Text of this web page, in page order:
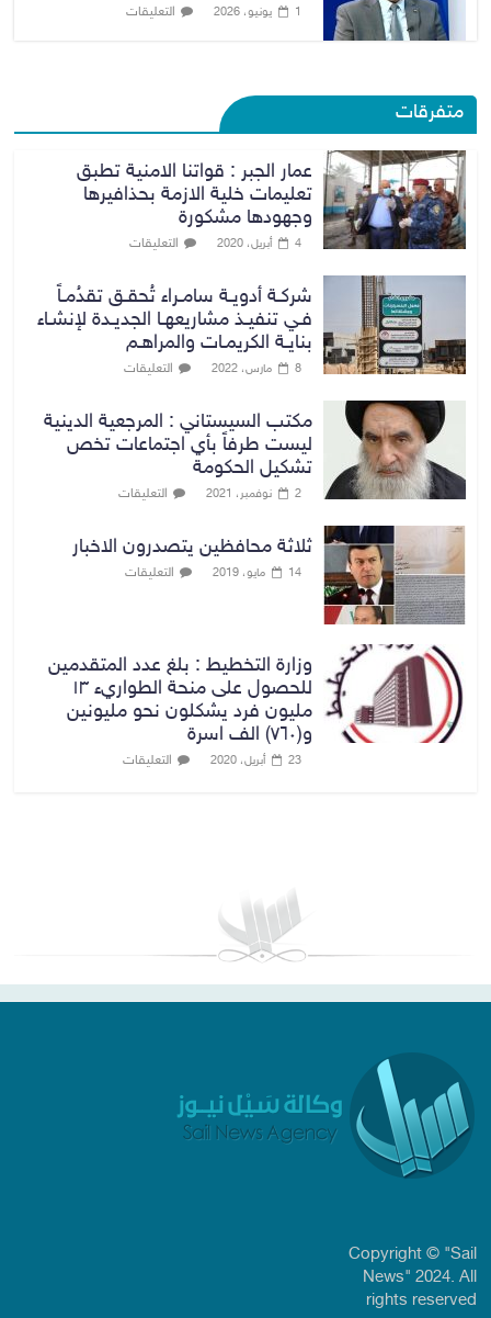
1 يونيو، 2026 التعليقات
متفرقات
عمار الجبر : قواتنا الامنية تطبق
تعليمات خلية الازمة بحذافيرها
وجهودها مشكورة
4 أبريل، 2020 التعليقات
شركـة أدويـة سامـراء تُحقـق تقدُمـاً
فـي تنفيـذ مشاريعهـا الجديـدة لإنشـاء
بنايـة الكريمـات والمراهـم
8 مارس، 2022 التعليقات
مكتب السيستاني : المرجعية الدينية
ليست طرفاً بأي اجتماعات تخص
تشكيل الحكومة
2 نوفمبر، 2021 التعليقات
ثلاثة محافظين يتصدرون الاخبار
14 مايو، 2019 التعليقات
وزارة التخطيط : بلغ عدد المتقدمين
للحصول على منحة الطواريء ١٣
مليون فرد يشكلون نحو مليونين
و(٧٦٠) الف اسرة
23 أبريل، 2020 التعليقات
Copyright © "Sail
News" 2024. All
rights reserved